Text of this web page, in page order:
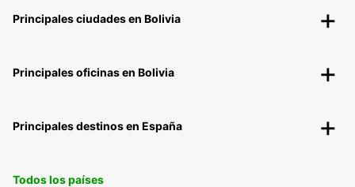
Principales ciudades en Bolivia
Principales oficinas en Bolivia
Principales destinos en España
Todos los países